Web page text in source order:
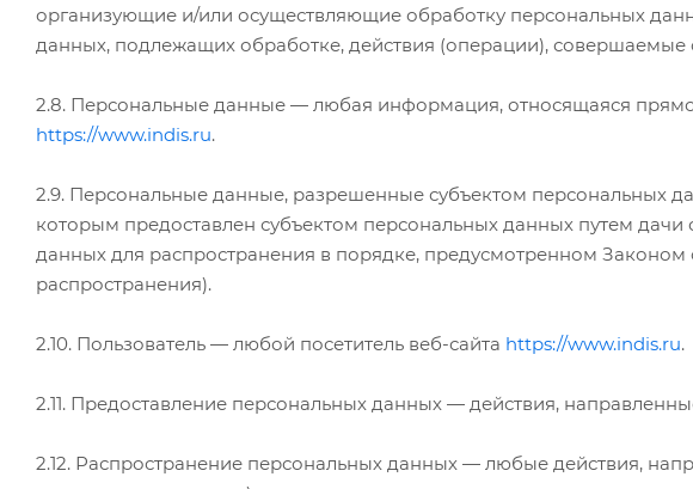
организующие и/или осуществляющие обработку персональных
данных, подлежащих обработке, действия (операции),
2.8. Персональные данные — любая информация, относящаяся
https://www.indis.ru.
2.9. Персональные данные, разрешенные субъектом персональных
которым предоставлен субъектом персональных данных путем
данных для распространения в порядке, предусмотренном
распространения).
2.10. Пользователь — любой посетитель веб-сайта https://www.indis.ru.
2.11. Предоставление персональных данных — действия,
2.12. Распространение персональных данных — любые действия,